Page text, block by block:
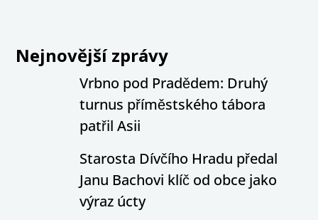
Nejnovější zprávy
Vrbno pod Pradědem: Druhý
turnus příměstského tábora
patřil Asii
Starosta Dívčího Hradu předal
Janu Bachovi klíč od obce jako
výraz úcty